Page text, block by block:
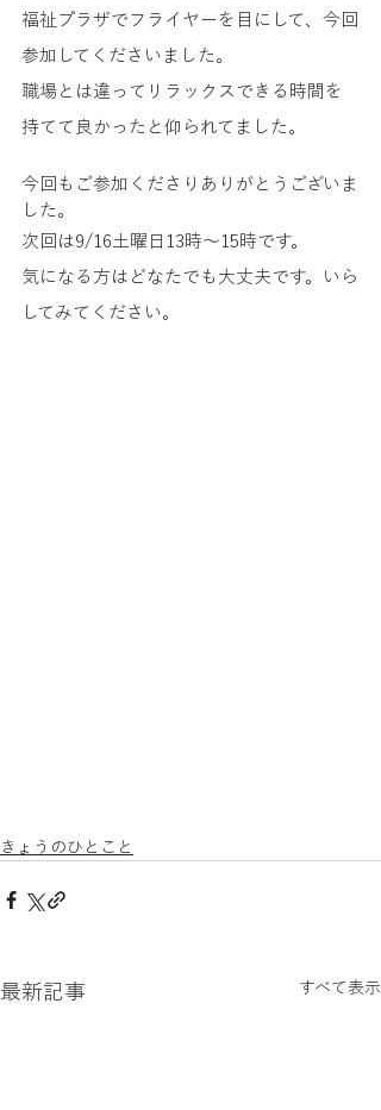
福祉プラザでフライヤーを目にして、今回
参加してくださいました。
職場とは違ってリラックスできる時間を
持てて良かったと仰られてました。
今回もご参加くださりありがとうございま
した。
次回は9/16土曜日13時～15時です。
気になる方はどなたでも大丈夫です。いら
してみてください。
きょうのひとこと
最新記事 すべて表示